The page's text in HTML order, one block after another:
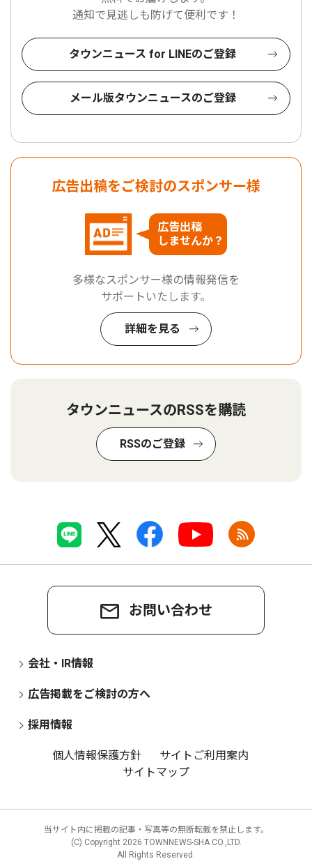
通知で見逃しも防げて便利です！
タウンニュース for LINEのご登録
メール版タウンニュースのご登録
広告出稿をご検討のスポンサー様
広告出稿
しませんか？
多様なスポンサー様の情報発信を
サポートいたします。
詳細を見る
タウンニュースのRSSを購読
RSSのご登録
お問い合わせ
会社・IR情報
広告掲載をご検討の方へ
採用情報
個人情報保護方針
サイトご利用案内
サイトマップ
当サイト内に掲載の記事・写真等の無断転載を禁止します。
(C) Copyright 2026 TOWNNEWS-SHA CO.,LTD.
All Rights Reserved.